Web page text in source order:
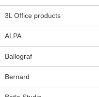
3L Office products
ALPA
Ballograf
Bernard